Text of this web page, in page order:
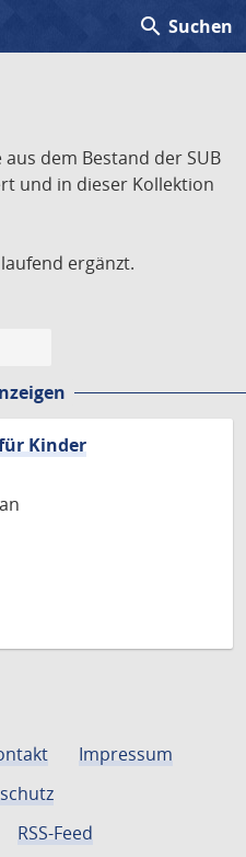
search Suchen
dem Bestand der SUB
und in dieser Kollektion
ergänzt.
Kinder
Impressum
RSS-Feed